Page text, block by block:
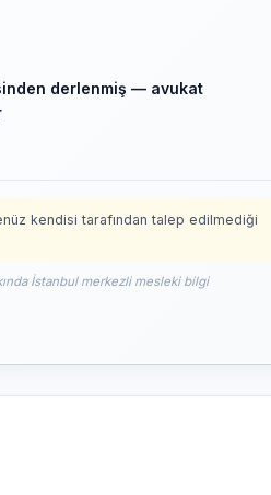
derlenmiş — avukat
kendisi tarafından talep edilmediği
İstanbul merkezli mesleki bilgi